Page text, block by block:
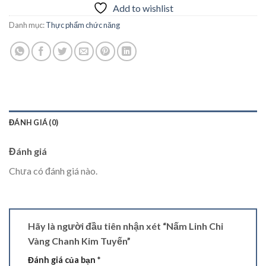
Add to wishlist
Danh mục:Thực phẩm chức năng
ĐÁNH GIÁ (0)
Đánh giá
Chưa có đánh giá nào.
Hãy là người đầu tiên nhận xét “Nấm Linh Chi
Vàng Chanh Kim Tuyến”
Đánh giá của bạn *